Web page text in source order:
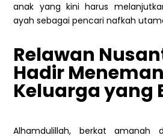
anak yang kini harus
ayah sebagai pencari nafkah
Relawan
Hadir
Keluarga yang
Alhamdulillah, berkat amanah